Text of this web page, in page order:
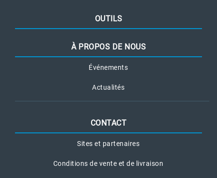
OUTILS
À PROPOS DE NOUS
Événements
Actualités
CONTACT
Sites et partenaires
Conditions de vente et de livraison